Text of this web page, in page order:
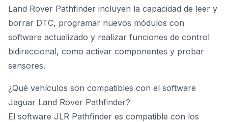
Land Rover Pathfinder incluyen la capacidad de leer y
borrar DTC, programar nuevos módulos con
software actualizado y realizar funciones de control
bidireccional, como activar componentes y probar
sensores.
¿Qué vehículos son compatibles con el software
Jaguar Land Rover Pathfinder?
El software JLR Pathfinder es compatible con los